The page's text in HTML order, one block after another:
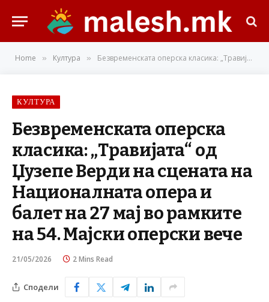
Home » Култура » Безвременската оперска класика: „Травијата“ од Џузепе Верди на сцената на Националната опера и балет на 27 мај во рамките на 54. Мајски оперски вече
КУЛТУРА
Безвременската оперска
класика: „Травијата“ од
Џузепе Верди на сцената на
Националната опера и
балет на 27 мај во рамките
на 54. Мајски оперски вече
21/05/2026 2 Mins Read
Сподели